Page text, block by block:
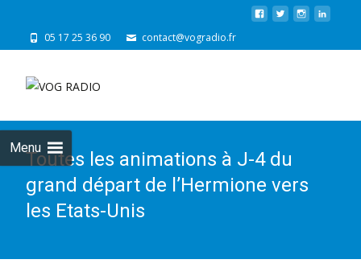
05 17 25 36 90 contact@vogradio.fr
Menu
Toutes les animations à J-4 du
grand départ de l’Hermione vers
les Etats-Unis